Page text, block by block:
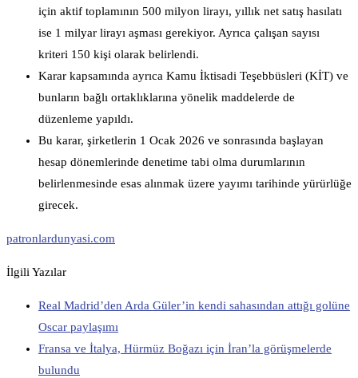
için aktif toplamının 500 milyon lirayı, yıllık net satış hasılatı
ise 1 milyar lirayı aşması gerekiyor. Ayrıca çalışan sayısı
kriteri 150 kişi olarak belirlendi.
Karar kapsamında ayrıca Kamu İktisadi Teşebbüsleri (KİT) ve
bunların bağlı ortaklıklarına yönelik maddelerde de
düzenleme yapıldı.
Bu karar, şirketlerin 1 Ocak 2026 ve sonrasında başlayan
hesap dönemlerinde denetime tabi olma durumlarının
belirlenmesinde esas alınmak üzere yayımı tarihinde yürürlüğe
girecek.
patronlardunyasi.com
İlgili Yazılar
Real Madrid’den Arda Güler’in kendi sahasından attığı golüne
Oscar paylaşımı
Fransa ve İtalya, Hürmüz Boğazı için İran’la görüşmelerde
bulundu